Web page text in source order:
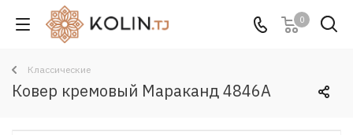
0
Классические
Ковер кремовый Мараканд 4846A